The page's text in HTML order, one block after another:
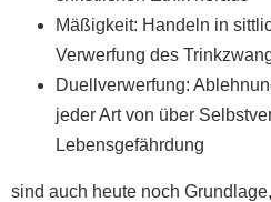
Mäßigkeit: Handeln in
Verwerfung des
Duellverwerfung:
jeder Art von über
Lebensgefährdung
sind auch heute noch